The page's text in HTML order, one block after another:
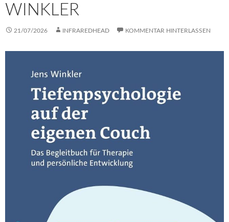
WINKLER
21/07/2026 INFRAREDHEAD KOMMENTAR HINTERLASSEN